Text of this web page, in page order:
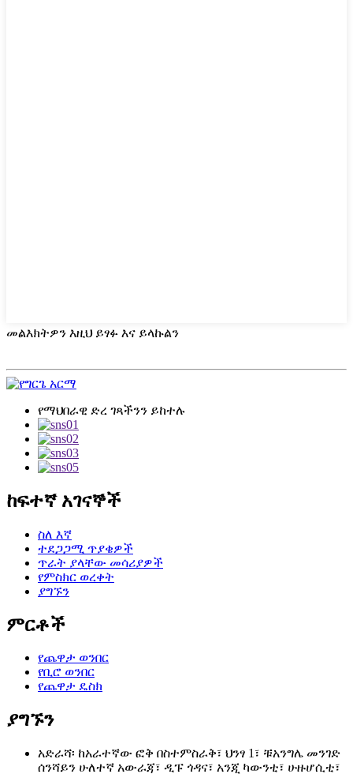
መልእክትዎን እዚህ ይፃፉ እና ይላኩልን
የማህበራዊ ድረ ገጻችንን ይከተሉ
ከፍተኛ አገናኞች
ስለ እኛ
ተደጋጋሚ ጥያቄዎች
ጥራት ያላቸው መሳሪያዎች
የምስክር ወረቀት
ያግኙን
ምርቶች
የጨዋታ ወንበር
የቢሮ ወንበር
የጨዋታ ዴስክ
ያግኙን
አድራሻ፡ ከአራተኛው ፎቅ በስተምስራቅ፣ ህንፃ 1፣ ቹአንግሌ መንገድ
ሰንሻይን ሁለተኛ አውራጃ፣ ዲፑ ጎዳና፣ አንጂ ካውንቲ፣ ሁዙሆሲቲ፣